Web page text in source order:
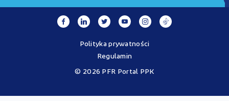
© 2026 PFR Portal PPK
Polityka prywatności
Regulamin